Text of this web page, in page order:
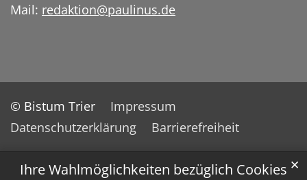
Ihre Wahlmöglichkeiten bezüglich Cookies ✕
Mail: redaktion@paulinus.de
© Bistum Trier
Impressum
Datenschutzerklärung
Barrierefreiheit